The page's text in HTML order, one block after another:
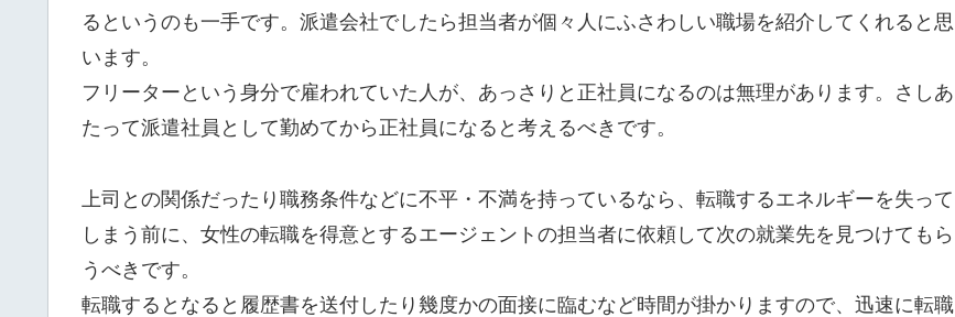
るというのも一手です。派遣会社でしたら担当者が個々人にふさわしい職場を紹介してくれると思
います。
フリーターという身分で雇われていた人が、あっさりと正社員になるのは無理があります。さしあ
たって派遣社員として勤めてから正社員になると考えるべきです。
上司との関係だったり職務条件などに不平・不満を持っているなら、転職するエネルギーを失って
しまう前に、女性の転職を得意とするエージェントの担当者に依頼して次の就業先を見つけてもら
うべきです。
転職するとなると履歴書を送付したり幾度かの面接に臨むなど時間が掛かりますので、迅速に転職